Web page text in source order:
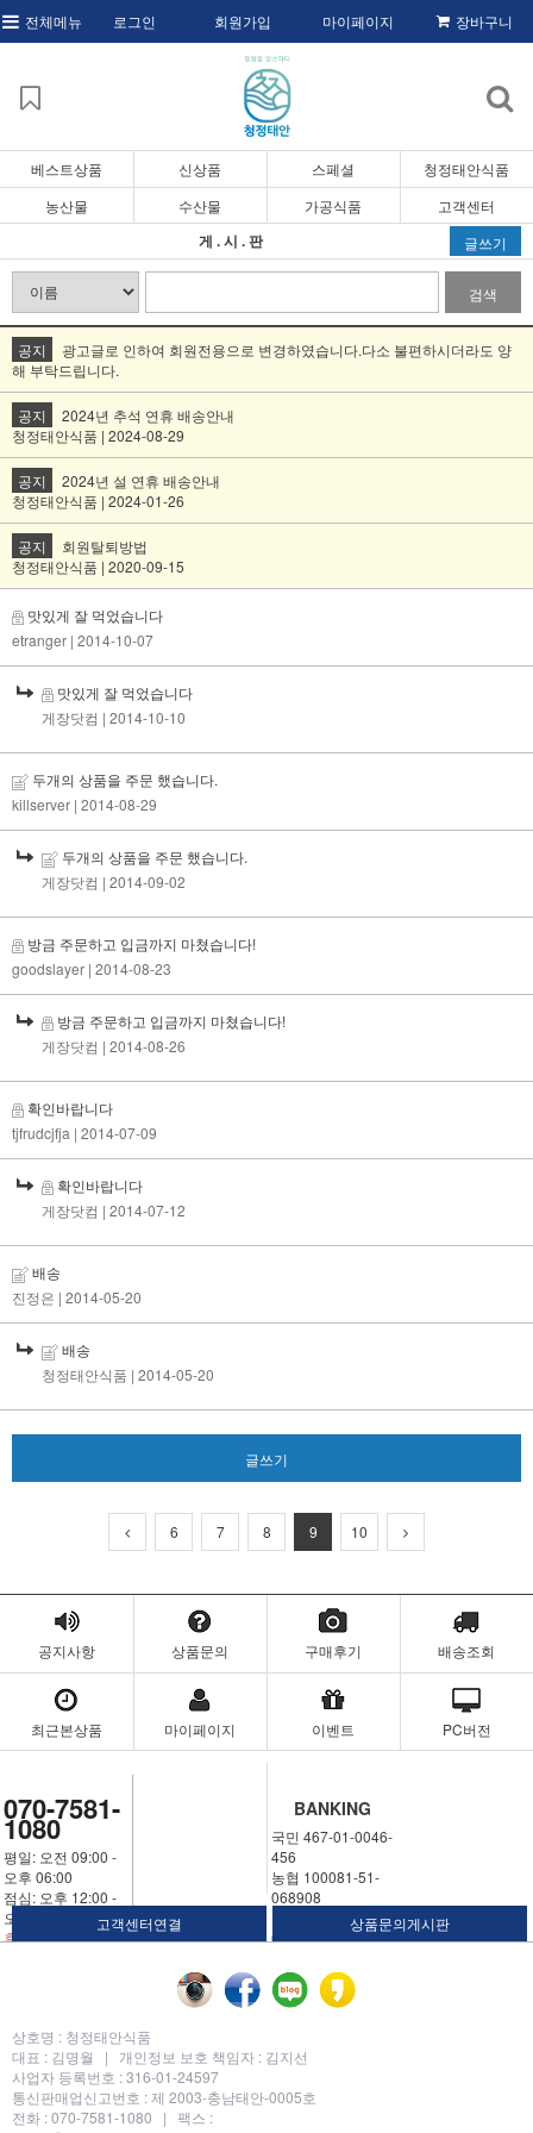
전체메뉴 로그인 회원가입 마이페이지 장바구니
베스트상품 신상품 스페셜
청정태안식품
농산물
수산물 가공식품 고객센터
게 . 시 . 판 글쓰기
검색
공지
광고글로 인하여 회원전용으로 변경하였습니다.다소 불편하시더라도 양
해 부탁드립니다.
공지
2024년 추석 연휴 배송안내
청정태안식품 | 2024-08-29
공지
2024년 설 연휴 배송안내
청정태안식품 | 2024-01-26
공지
회원탈퇴방법
청정태안식품 | 2020-09-15
맛있게 잘 먹었습니다
etranger | 2014-10-07
맛있게 잘 먹었습니다
게장닷컴 | 2014-10-10
두개의 상품을 주문 했습니다.
killserver | 2014-08-29
두개의 상품을 주문 했습니다.
게장닷컴 | 2014-09-02
방금 주문하고 입금까지 마쳤습니다!
goodslayer | 2014-08-23
방금 주문하고 입금까지 마쳤습니다!
게장닷컴 | 2014-08-26
확인바랍니다
tjfrudcjfja | 2014-07-09
확인바랍니다
게장닷컴 | 2014-07-12
배송
진정은 | 2014-05-20
배송
청정태안식품 | 2014-05-20
글쓰기
6 7 8 9 10
공지사항 상품문의 구매후기 배송조회
최근본상품 마이페이지 이벤트 PC버전
070-7581-
1080
평일: 오전 09:00 -
오후 06:00
점심: 오후 12:00 -
오후 01:00
휴일: 토요일,일요
BANKING
국민 467-01-0046-
456
농협 100081-51-
068908
우체국 311324-02-
030250
고객센터연결 상품문의게시판
상호명 : 청정태안식품
대표 : 김명월 | 개인정보 보호 책임자 : 김지선
사업자 등록번호 :316-01-24597
통신판매업신고번호 :제 2003-충남태안-0005호
전화 :070-7581-1080 | 팩스 :